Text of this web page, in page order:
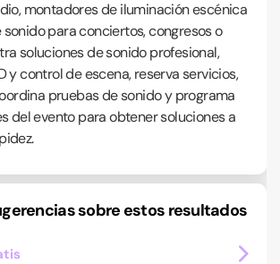
montadores de iluminación escénica
para conciertos, congresos o
soluciones de sonido profesional,
y control de escena, reserva servicios,
pruebas de sonido y programa
del evento para obtener soluciones a
sobre estos resultados